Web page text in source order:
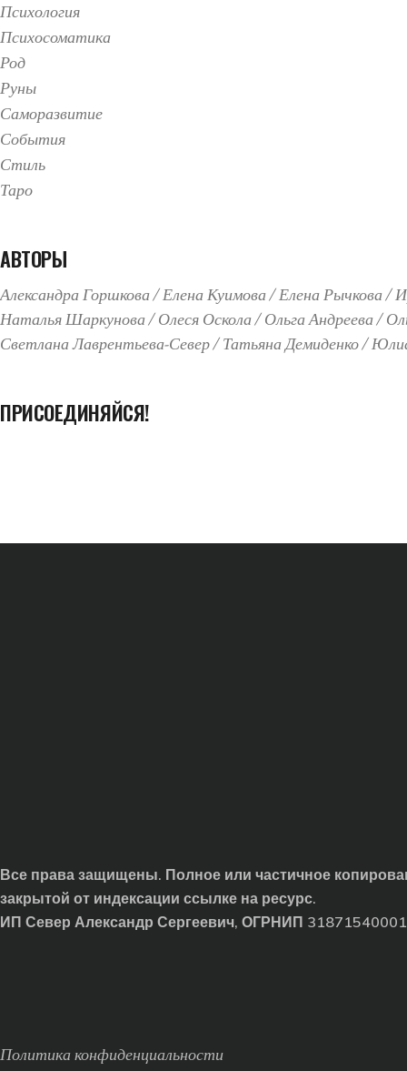
Психология
Психосоматика
Род
Руны
Саморазвитие
События
Стиль
Таро
АВТОРЫ
Александра Горшкова Елена Куимова Елена Рычкова
Наталья Шаркунова
Олеся Оскола Ольга Андреева
Светлана Лаврентьева-Север
Татьяна Демиденко
ПРИСОЕДИНЯЙСЯ!
Все права защищены. Полное или частичное
закрытой от индексации ссылке на ресурс.
ИП Север Александр Сергеевич, ОГРНИП
Политика конфиденциальности